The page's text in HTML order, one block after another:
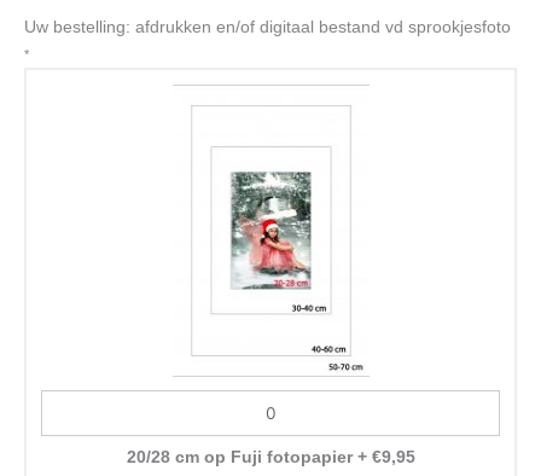
Uw bestelling: afdrukken en/of digitaal bestand vd sprookjesfoto
*
20/28 cm op Fuji fotopapier+ €9,95